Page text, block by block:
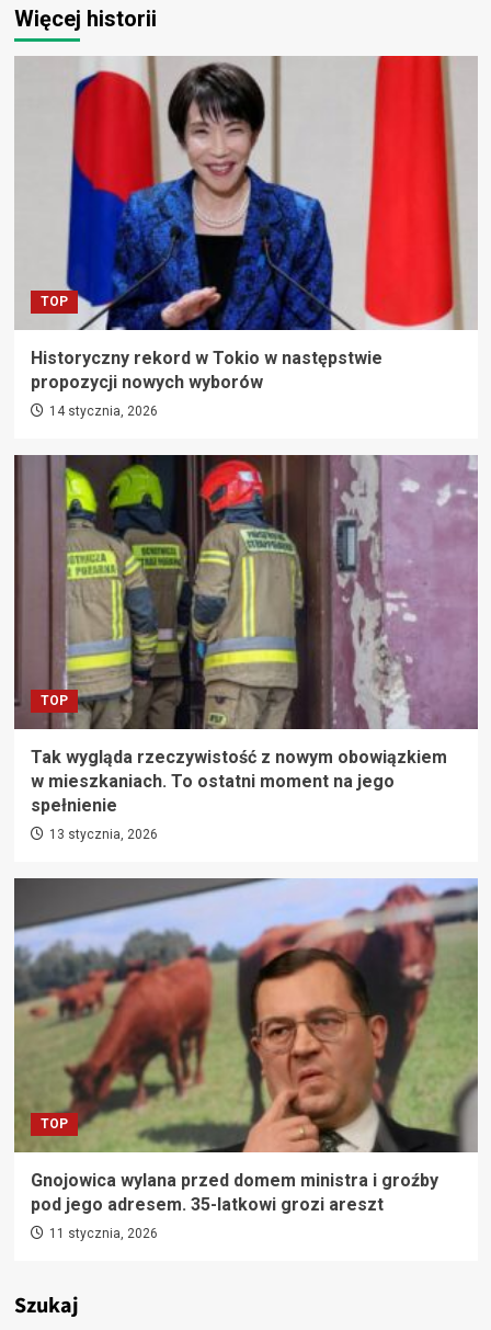
Więcej historii
TOP
Historyczny rekord w Tokio w następstwie
propozycji nowych wyborów
14 stycznia, 2026
TOP
Tak wygląda rzeczywistość z nowym obowiązkiem
w mieszkaniach. To ostatni moment na jego
spełnienie
13 stycznia, 2026
TOP
Gnojowica wylana przed domem ministra i groźby
pod jego adresem. 35-latkowi grozi areszt
11 stycznia, 2026
Szukaj